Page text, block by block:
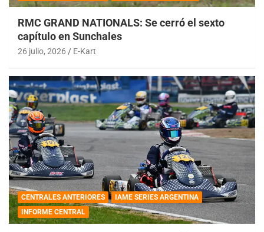
RMC GRAND NATIONALS: Se cerró el sexto
capítulo en Sunchales
26 julio, 2026 E-Kart
CENTRALES ANTERIORES
IAME SERIES ARGENTINA
INFORME CENTRAL